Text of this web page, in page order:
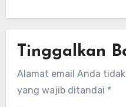
Tinggalkan
Alamat email Anda
yang wajib ditandai *